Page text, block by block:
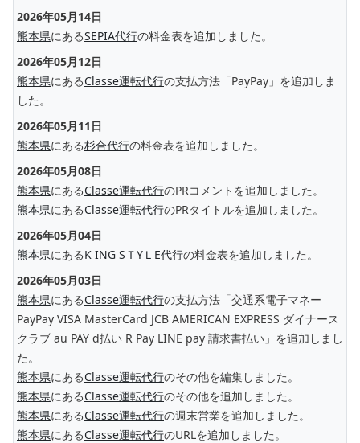
2026年05月14日
熊本県にあるSEPIA代行の料金表を追加しました。
2026年05月12日
熊本県にあるClasse運転代行の支払方法「PayPay」を追加しま
した。
2026年05月11日
熊本県にある杉合代行の料金表を追加しました。
2026年05月08日
熊本県にあるClasse運転代行のPRコメントを追加しました。
熊本県にあるClasse運転代行のPRタイトルを追加しました。
2026年05月04日
熊本県にあるK ING SＴYＬE代行の料金表を追加しました。
2026年05月03日
熊本県にあるClasse運転代行の支払方法「交通系電子マネー
PayPay VISA MasterCard JCB AMERICAN EXPRESS ダイナース
クラブ au PAY d払い R Pay LINE pay 請求書払い」を追加しまし
た。
熊本県にあるClasse運転代行のその他を編集しました。
熊本県にあるClasse運転代行のその他を追加しました。
熊本県にあるClasse運転代行の週末営業を追加しました。
熊本県にあるClasse運転代行のURLを追加しました。